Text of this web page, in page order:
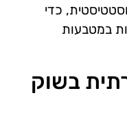
כדי
במטבעות
בשוק